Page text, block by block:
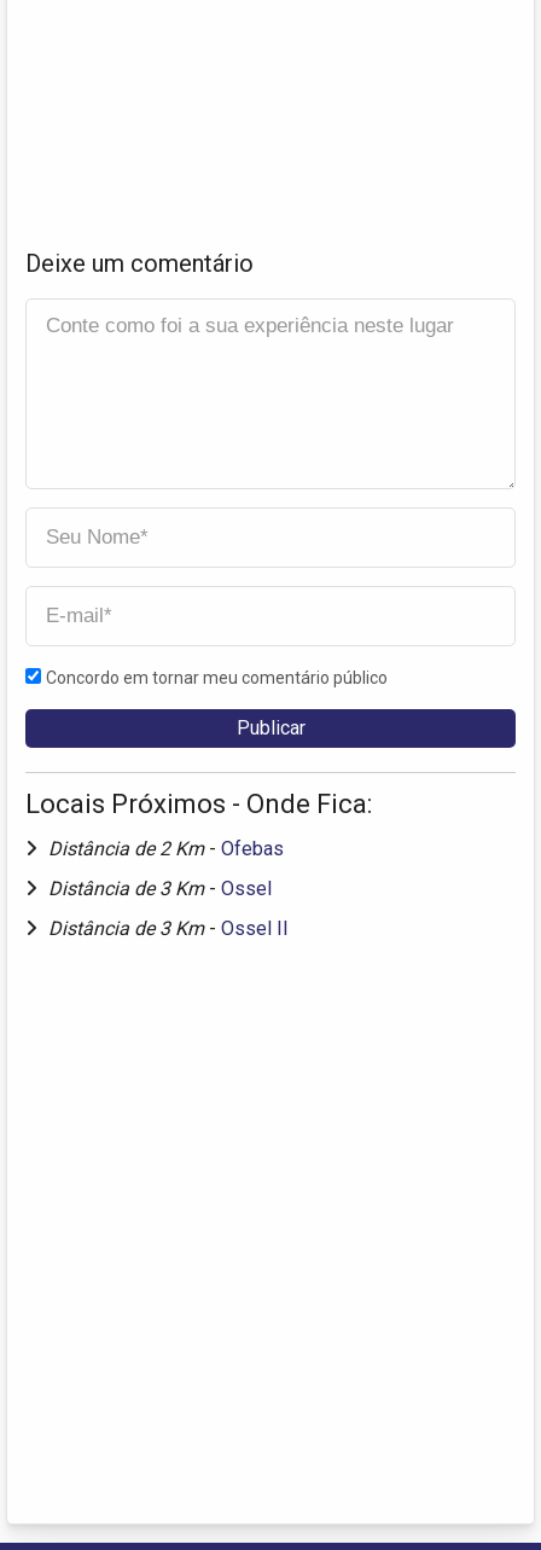
Deixe um comentário
Concordo em tornar meu comentário público
Locais Próximos - Onde Fica:
Distância de 2 Km - Ofebas
Distância de 3 Km - Ossel
Distância de 3 Km - Ossel II